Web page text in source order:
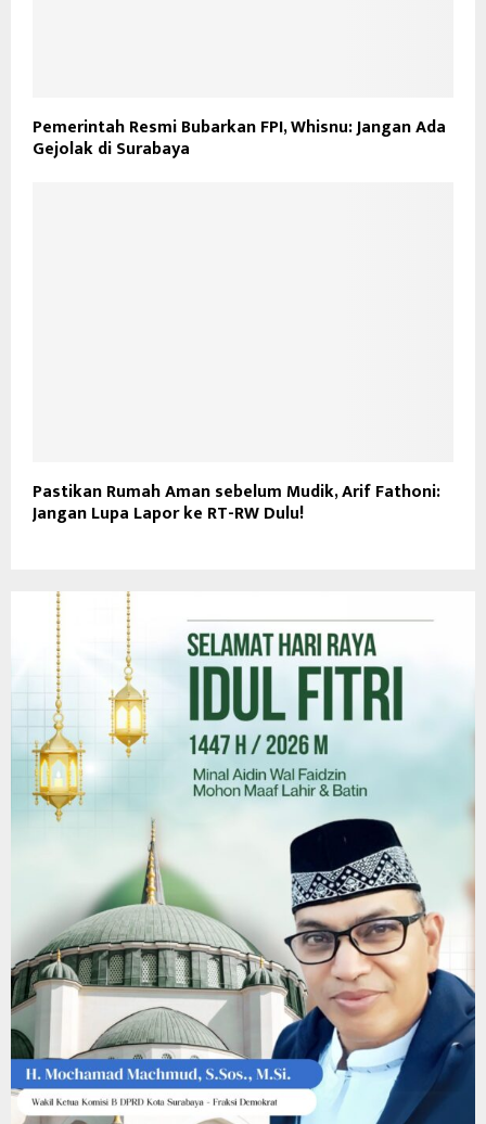
Pemerintah Resmi Bubarkan FPI, Whisnu: Jangan Ada
Gejolak di Surabaya
Pastikan Rumah Aman sebelum Mudik, Arif Fathoni:
Jangan Lupa Lapor ke RT-RW Dulu!